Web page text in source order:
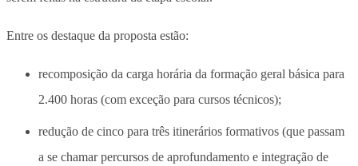
Entre os destaque da proposta estão:
recomposição da carga horária da formação geral básica para
2.400 horas (com exceção para cursos técnicos);
redução de cinco para três itinerários formativos (que passam
a se chamar percursos de aprofundamento e integração de